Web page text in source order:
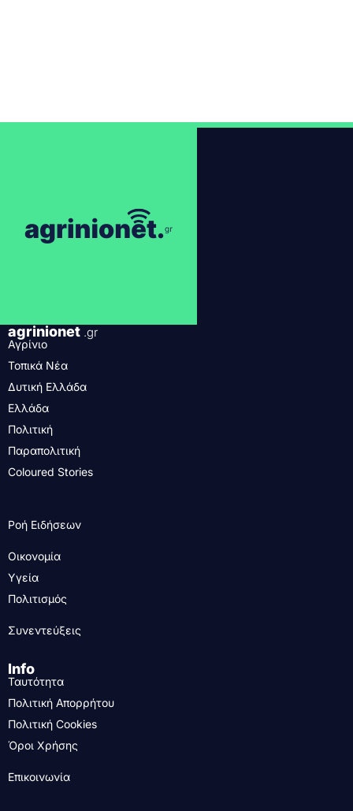
agrinionet .gr
Αγρίνιο
Τοπικά Νέα
Δυτική Ελλάδα
Ελλάδα
Πολιτική
Παραπολιτική
Coloured Stories
Ροή Ειδήσεων
Οικονομία
Υγεία
Πολιτισμός
Συνεντεύξεις
Info
Ταυτότητα
Πολιτική Απορρήτου
Πολιτική Cookies
Όροι Χρήσης
Επικοινωνία